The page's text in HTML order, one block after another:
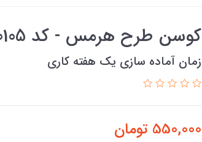
کوسن طرح هرمس - کد 70105
زمان آماده سازی یک هفته کاری
550,000 تومان